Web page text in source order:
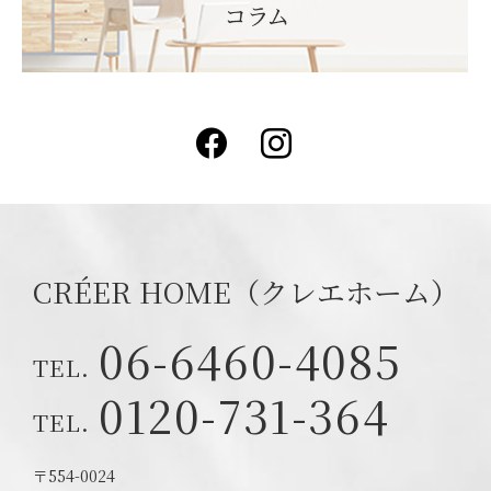
Facebook
CRÉER HOME（クレエホーム）
06-6460-4085
0120-731-364
〒554-0024